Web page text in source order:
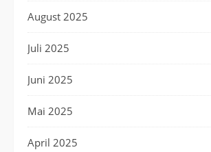
August 2025
Juli 2025
Juni 2025
Mai 2025
April 2025